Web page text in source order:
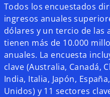
Todos los encuestados
ingresos anuales
dólares y un tercio de las
tienen más de 10.000
anuales. La encuesta
clave (Australia, Canadá,
India, Italia, Japón,
Unidos) y 11 sectores